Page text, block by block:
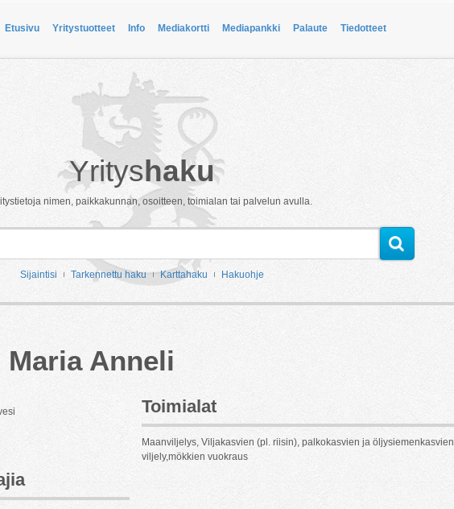
Etusivu Yritystuotteet Info Mediakortti Mediapankki Palaute Tiedotteet
Yrityshaku
nimen, paikkakunnan, osoitteen, toimialan tai palvelun avulla.
Sijaintisi Tarkennettu haku Karttahaku Hakuohje
Anneli
Toimialat
Maanviljelys, Viljakasvien (pl. riisin), palkokasvien ja öljysiemenkasvien
viljely,mökkien vuokraus